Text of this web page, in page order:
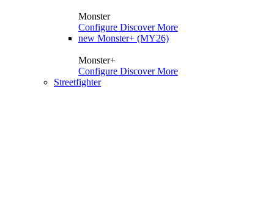
Monster
Configure Discover More
new Monster+ (MY26)
Monster+
Configure Discover More
Streetfighter